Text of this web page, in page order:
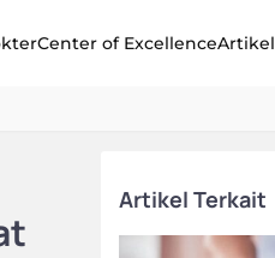
Center of ExcellenceArtikel
Artikel Terkait